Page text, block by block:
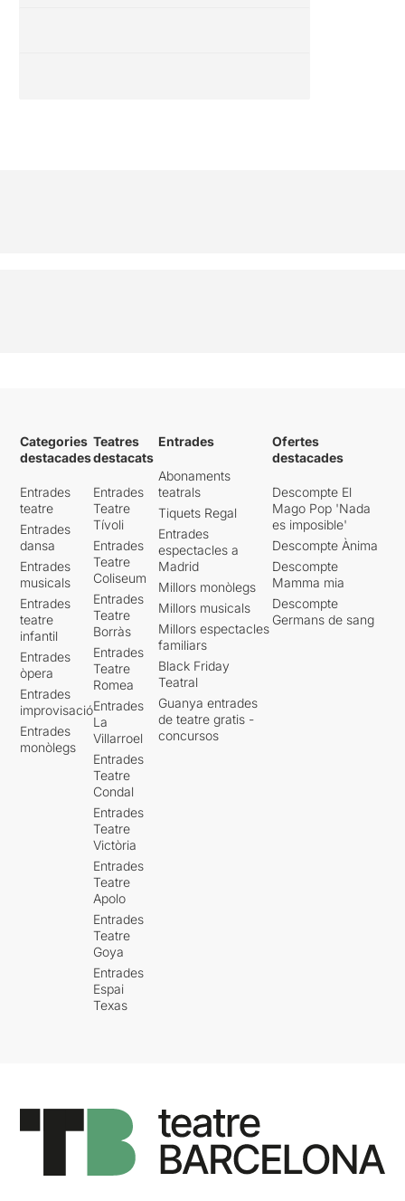
Categories
destacades
Entrades
teatre
Entrades
dansa
Entrades
musicals
Entrades
teatre
infantil
Entrades
òpera
Entrades
improvisació
Entrades
monòlegs
Teatres
destacats
Entrades
Teatre
Tívoli
Entrades
Teatre
Coliseum
Entrades
Teatre
Borràs
Entrades
Teatre
Romea
Entrades
La
Villarroel
Entrades
Teatre
Condal
Entrades
Teatre
Victòria
Entrades
Teatre
Apolo
Entrades
Teatre
Goya
Entrades
Espai
Texas
Entrades
Abonaments
teatrals
Tiquets Regal
Entrades
espectacles a
Madrid
Millors monòlegs
Millors musicals
Millors espectacles
familiars
Black Friday
Teatral
Guanya entrades
de teatre gratis -
concursos
Ofertes
destacades
Descompte El
Mago Pop 'Nada
es imposible'
Descompte Ànima
Descompte
Mamma mia
Descompte
Germans de sang